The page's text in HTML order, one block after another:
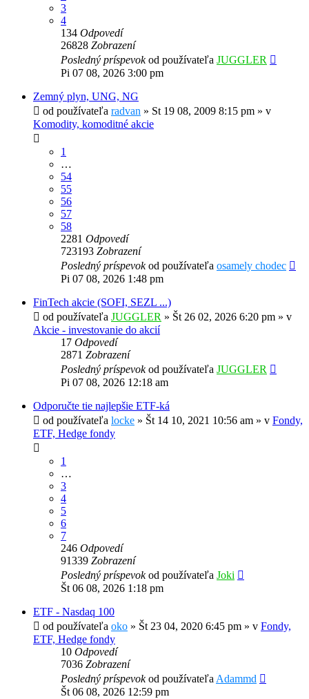
3
4
134 Odpovedí
26828 Zobrazení
Posledný príspevokod používateľa JUGGLER
Pi 07 08, 2026 3:00 pm
Zemný plyn, UNG, NG
od používateľa radvan » St 19 08, 2009 8:15 pm » v
Komodity, komoditné akcie
1
…
54
55
56
57
58
2281 Odpovedí
723193 Zobrazení
Posledný príspevokod používateľa osamely chodec
Pi 07 08, 2026 1:48 pm
FinTech akcie (SOFI, SEZL ...)
od používateľa JUGGLER » Št 26 02, 2026 6:20 pm » v
Akcie - investovanie do akcií
17 Odpovedí
2871 Zobrazení
Posledný príspevokod používateľa JUGGLER
Pi 07 08, 2026 12:18 am
Odporučte tie najlepšie ETF-ká
od používateľa locke » Št 14 10, 2021 10:56 am » v Fondy,
ETF, Hedge fondy
1
…
3
4
5
6
7
246 Odpovedí
91339 Zobrazení
Posledný príspevokod používateľa Joki
Št 06 08, 2026 1:18 pm
ETF - Nasdaq 100
od používateľa oko » Št 23 04, 2020 6:45 pm » v Fondy,
ETF, Hedge fondy
10 Odpovedí
7036 Zobrazení
Posledný príspevokod používateľaAdammd
Št 06 08, 2026 12:59 pm